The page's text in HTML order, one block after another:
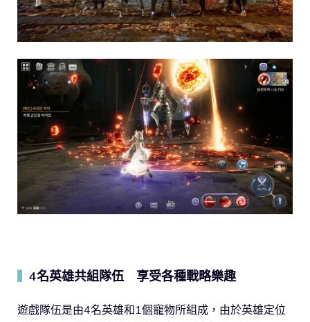
4名英雄共組隊伍 享受各種戰略樂趣
遊戲隊伍是由4名英雄和1個寵物所組成，由於英雄定位